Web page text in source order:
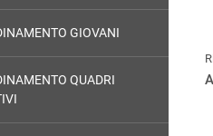
GIOVANI
QUADRI